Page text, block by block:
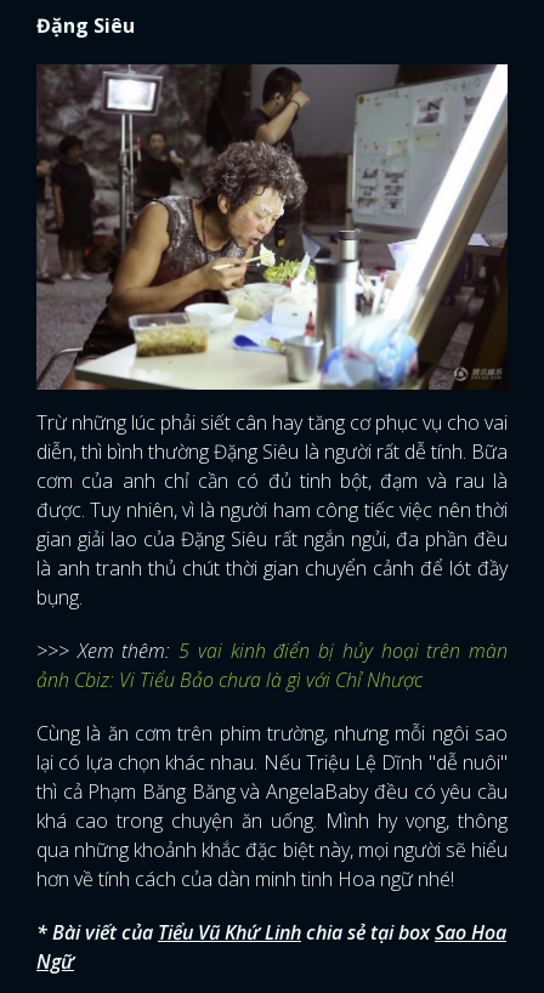
x
Đặng Siêu
Trừ những lúc phải siết cân hay tăng cơ phục vụ cho vai
diễn, thì bình thường Đặng Siêu là người rất dễ tính. Bữa
cơm của anh chỉ cần có đủ tinh bột, đạm và rau là
được. Tuy nhiên, vì là người ham công tiếc việc nên thời
gian giải lao của Đặng Siêu rất ngắn ngủi, đa phần đều
là anh tranh thủ chút thời gian chuyển cảnh để lót đầy
bụng.
>>> Xem thêm:5 vai kinh điển bị hủy hoại trên màn
ảnh Cbiz: Vi Tiểu Bảo chưa là gì với Chỉ Nhược
Cùng là ăn cơm trên phim trường, nhưng mỗi ngôi sao
lại có lựa chọn khác nhau. Nếu Triệu Lệ Dĩnh "dễ nuôi"
thì cả Phạm Băng Băng và AngelaBaby đều có yêu cầu
khá cao trong chuyện ăn uống. Mình hy vọng, thông
qua những khoảnh khắc đặc biệt này, mọi người sẽ hiểu
hơn về tính cách của dàn minh tinh Hoa ngữ nhé!
* Bài viết của Tiểu Vũ Khứ Linhchia sẻ tại boxSao Hoa
Ngữ